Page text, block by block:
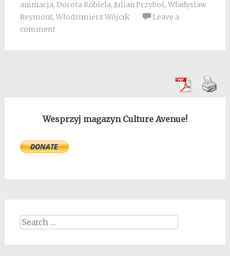
animacja, Dorota Kobiela, Julian Przyboś, Władysław
Reymont, Włodzimierz Wójcik
Leave a
comment
Wesprzyj magazyn Culture Avenue!
Search
for: